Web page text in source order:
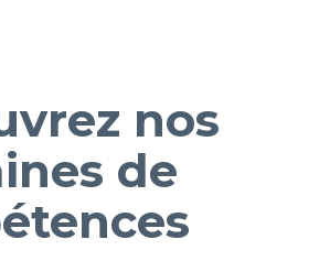
nos
de